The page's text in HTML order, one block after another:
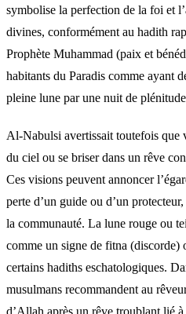
symbolise la perfection de la foi et
divines, conformément au hadith
Prophète Muhammad (paix et
habitants du Paradis comme ayant
pleine lune par une nuit de
Al-Nabulsi avertissait toutefois que
du ciel ou se briser dans un rêve
Ces visions peuvent annoncer
perte d’un guide ou d’un
la communauté. La lune rouge ou
comme un signe de fitna (discorde)
certains hadiths eschatologiques.
musulmans recommandent au
d’Allah après un rêve troublant lié